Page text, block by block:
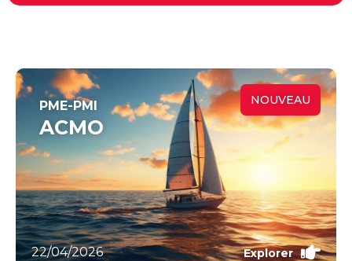
NOUVEAU
PME-PMI
ACMO
22/04/2026 Explorer